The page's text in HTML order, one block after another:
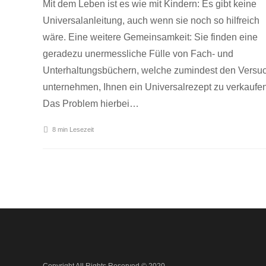
Mit dem Leben ist es wie mit Kindern: Es gibt keine
Universalanleitung, auch wenn sie noch so hilfreich
wäre. Eine weitere Gemeinsamkeit: Sie finden eine
geradezu unermessliche Fülle von Fach- und
Unterhaltungsbüchern, welche zumindest den
unternehmen, Ihnen ein Universalrezept zu
Das Problem hierbei…
8 min Lesezeit